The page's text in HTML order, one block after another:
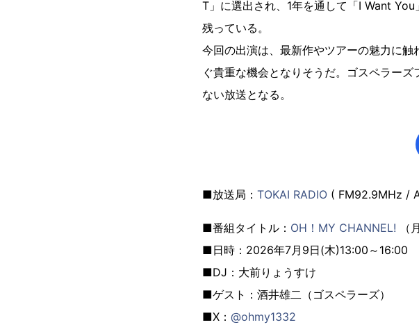
T」に選出され、1年を通して「I Want
残っている。
今回の出演は、最新作やツアーの魅力に
ぐ貴重な機会となりそうだ。ゴスペラー
ない放送となる。
■放送局： TOKAI RADIO ( FM92.9MHz /
■番組タイトル： OH！MY CHANNEL! （
■日時：2026年7月9日(木)13:00～16:00
■DJ：大前りょうすけ
■ゲスト：酒井雄二（ゴスペラーズ）
■X： @ohmy1332